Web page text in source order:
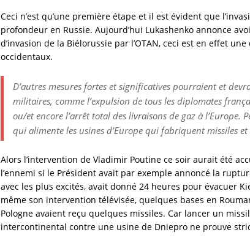
Ceci n’est qu’une première étape et il est évident que
profondeur en Russie. Aujourd’hui Lukashenko annonce
d’invasion de la Biélorussie par l’OTAN, ceci est en effet
occidentaux.
D’autres mesures fortes et significatives pourraient et
militaires, comme l’expulsion de tous les diplomates
ou/et encore l’arrêt total des livraisons de gaz à l’Europe.
qui alimente les usines d’Europe qui fabriquent missiles
Alors l’intervention de Vladimir Poutine ce soir aurait été
l’ennemi si le Président avait par exemple annoncé la
avec les plus excités, avait donné 24 heures pour évacuer
même son intervention télévisée, quelques bases en
Pologne avaient reçu quelques missiles. Car lancer un
intercontinental contre une usine de Dniepro ne prouve